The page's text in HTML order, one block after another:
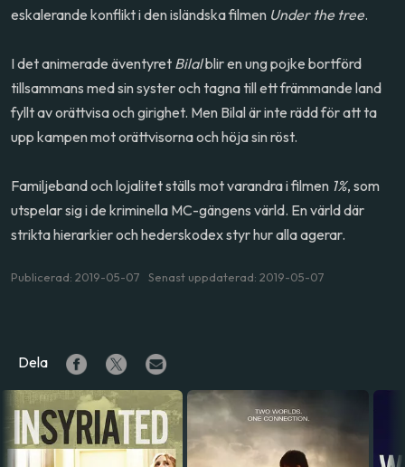
eskalerande konflikt i den isländska filmen Under the tree.
I det animerade äventyret Bilalblir en ung pojke bortförd
tillsammans med sin syster och tagna till ett främmande land
fyllt av orättvisa och girighet. Men Bilal är inte rädd för att ta
upp kampen mot orättvisorna och höja sin röst.
Familjeband och lojalitet ställs mot varandra i filmen 1%, som
utspelar sig i de kriminella MC-gängens värld. En värld där
strikta hierarkier och hederskodex styr hur alla agerar.
Publicerad: 2019-05-07 Senast uppdaterad: 2019-05-07
Dela